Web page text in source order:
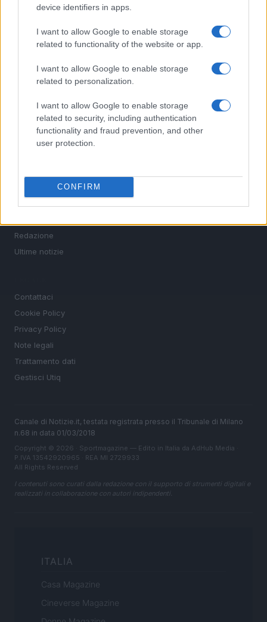
device identifiers in apps.
I want to allow Google to enable storage
related to functionality of the website or app.
I want to allow Google to enable storage
related to personalization.
I want to allow Google to enable storage
related to security, including authentication
functionality and fraud prevention, and other
user protection.
CONFIRM
nazionali e internazionali, gli highlight delle partite, le
le discipline che fanno emozionare gli appassionati di
SEZIONI
Tennis
Basket
Motori
Redazione
Ultime notizie
Contattaci
Cookie Policy
Privacy Policy
Note legali
Trattamento dati
Gestisci Utiq
Canale di Notizie.it, testata registrata presso il Tribunale di Milano
n.68 in data 01/03/2018
Copyright © 2026 · Sportmagazine — Edito in Italia da AdHub Media
P.IVA 13542920965 · REA MI 2729933
All Rights Reserved
I contenuti sono curati dalla redazione con il supporto di strumenti digitali e
realizzati in collaborazione con autori indipendenti.
ITALIA
Casa Magazine
Cineverse Magazine